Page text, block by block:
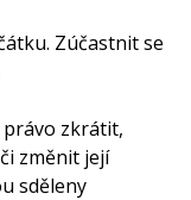
Zúčastnit se
právo zkrátit,
změnit její
sděleny